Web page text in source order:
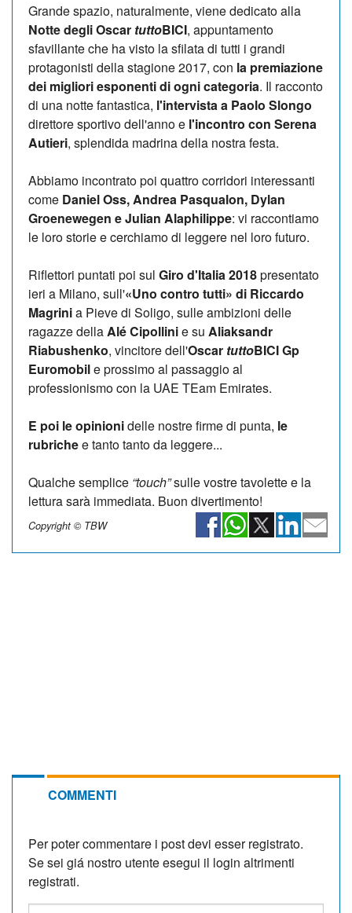
Grande spazio, naturalmente, viene dedicato alla
Notte degli Oscar tuttoBICI, appuntamento
sfavillante che ha visto la sfilata di tutti i grandi
protagonisti della stagione 2017, con la premiazione
dei migliori esponenti di ogni categoria. Il racconto
di una notte fantastica, l'intervista a Paolo Slongo
direttore sportivo dell'anno e l'incontro con Serena
Autieri, splendida madrina della nostra festa.
Abbiamo incontrato poi quattro corridori interessanti
come Daniel Oss, Andrea Pasqualon, Dylan
Groenewegen e Julian Alaphilippe: vi raccontiamo
le loro storie e cerchiamo di leggere nel loro futuro.
Riflettori puntati poi sul Giro d'Italia 2018presentato
ieri a Milano, sull'«Uno contro tutti» di Riccardo
Magrinia Pieve di Soligo, sulle ambizioni delle
ragazze dellaAlé Cipollinie su Aliaksandr
Riabushenko, vincitore dell'Oscar tuttoBICI Gp
Euromobile prossimo al passaggio al
professionismo con la UAE TEam Emirates.
E poi le opinionidelle nostre firme di punta, le
rubrichee tanto tanto da leggere...
Qualche semplice “touch”sulle vostre tavolette e la
lettura sarà immediata. Buon divertimento!
Copyright © TBW
COMMENTI
Per poter commentare i post devi esser registrato.
Se sei giá nostro utente esegui il login altrimenti
registrati.